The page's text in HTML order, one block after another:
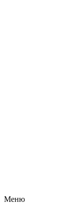
Меню